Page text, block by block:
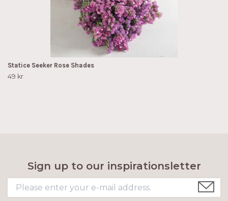
Statice Seeker Rose Shades
49 kr
Sign up to our inspirationsletter